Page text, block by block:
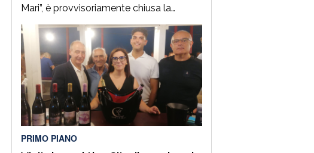
Mari”, è provvisoriamente chiusa la
carreggiata in direzione Lamezia Terme a
Marcellinara (CZ). Il sinistro, le cui cause
sono in corso di accertamento, ha
coinvolto un mezzo pesante e un
veicolo leggero provocando il ferimento
di cinque persone. Il traffico […]
PRIMO PIANO